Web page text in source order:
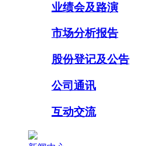
业绩会及路演
市场分析报告
股份登记及公告
公司通讯
互动交流